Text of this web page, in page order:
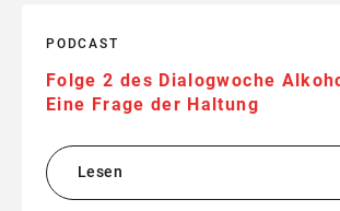
PODCAST
Folge 2 des Dialogwoche
Eine Frage der Haltung
Lesen